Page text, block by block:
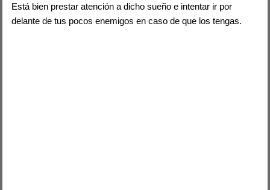
Está bien prestar atención a dicho sueño e intentar ir por
delante de tus pocos enemigos en caso de que los tengas.